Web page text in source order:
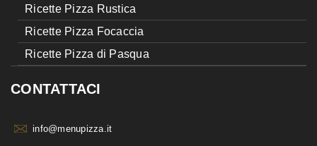
Ricette Pizza Rustica
Ricette Pizza Focaccia
Ricette Pizza di Pasqua
CONTATTACI
info@menupizza.it